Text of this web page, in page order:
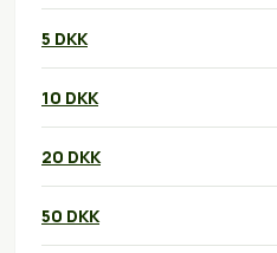
5 DKK
10 DKK
20 DKK
50 DKK